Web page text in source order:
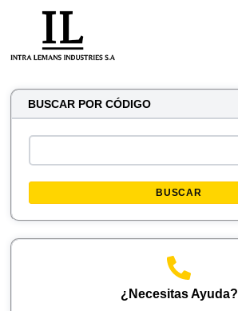
BUSCAR POR CÓDIGO
BUSCAR
¿Necesitas Ayuda?